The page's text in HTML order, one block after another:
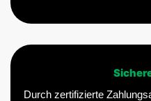
Durch zertifizierte